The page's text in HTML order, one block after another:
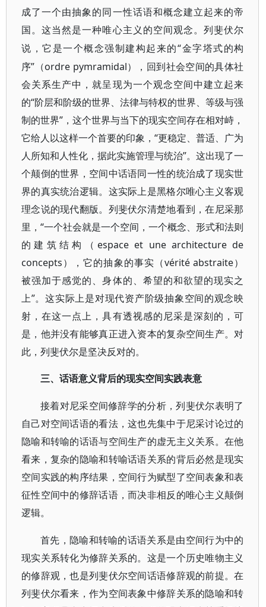
成了一个由抽象的同一性话语和概念建立起来的帝
国。这当然是一种唯心主义的空间观念。列斐伏尔
说，它是一个概念强制建构起来的“金字塔式的构
序”（ordre pymramidal），回到社会空间的具体社
会关系生产中，就呈现为一个观念空间中建立起来
的“阶层和阶级的世界、法律与特权的世界、等级与强
制的世界”，这个世界与当下的现实空间存在相对峙，
它给人以这样一个首要的印象，“更稳定、普适、广为
人所知和人性化，据此实施管理与统治”。这出现了一
个颠倒的世界，空间中话语同一性的统治成了现实世
界的真实统治逻辑。这实际上是黑格尔唯心主义客观
理念说的现代翻版。列斐伏尔清楚地看到，在尼采那
里，“一个社会就是一个空间，一个概念、形式和法则
的建筑结构（espace et une architecture de
concepts），它的抽象的事实（vérité abstraite）
被强加于感觉的、身体的、希望的和欲望的现实之
上”。这实际上是对现代资产阶级抽象空间的观念映
射，在这一点上，具有透视感的尼采是深刻的，可
是，他并没有能够真正进入资本的复杂空间生产。对
此，列斐伏尔是坚决反对的。
三、话语意义背后的现实空间实践表意
接着对尼采空间修辞学的分析，列斐伏尔表明了
自己对空间话语的看法，这也先集中于尼采讨论过的
隐喻和转喻的话语与空间生产的虚无主义关系。在他
看来，复杂的隐喻和转喻话语关系的背后必然是现实
空间实践的构序结果，空间行为赋型了空间表象和表
征性空间中的修辞话语，而决非相反的唯心主义颠倒
逻辑。
首先，隐喻和转喻的话语关系是由空间行为中的
现实关系转化为修辞关系的。这是一个历史唯物主义
的修辞观，也是列斐伏尔空间话语修辞观的前提。在
列斐伏尔看来，作为空间表象中修辞关系的隐喻和转